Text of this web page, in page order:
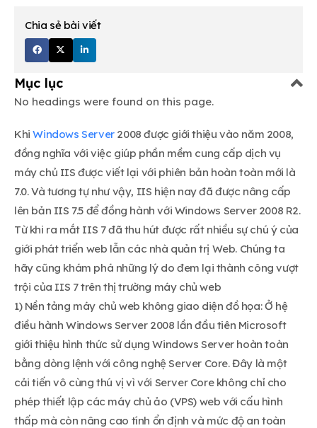
Chia sẻ bài viết
Mục lục
No headings were found on this page.
KhiWindows Server2008 được giới thiệu vào năm 2008,
đồng nghĩa với việc giúp phần mềm cung cấp dịch vụ
máy chủ IIS được viết lại với phiên bản hoàn toàn mới là
7.0. Và tương tự như vậy, IIS hiện nay đã được nâng cấp
lên bản IIS 7.5 để đồng hành với Windows Server 2008 R2.
Từ khi ra mắt IIS 7 đã thu hút được rất nhiều sự chú ý của
giới phát triển web lẫn các nhà quản trị Web. Chúng ta
hãy cũng khám phá những lý do đem lại thành công vượt
trội của IIS 7 trên thị trường máy chủ web
1) Nền tảng máy chủ web không giao diện đồ họa: Ở hệ
điều hành Windows Server 2008 lần đầu tiên Microsoft
giới thiệu hình thức sử dụng Windows Server hoàn toàn
bằng dòng lệnh với công nghệ Server Core. Đây là một
cải tiến vô cùng thú vị vì với Server Core không chỉ cho
phép thiết lập các máy chủ ảo (VPS) web với cấu hình
thấp mà còn nâng cao tính ổn định và mức độ an toàn